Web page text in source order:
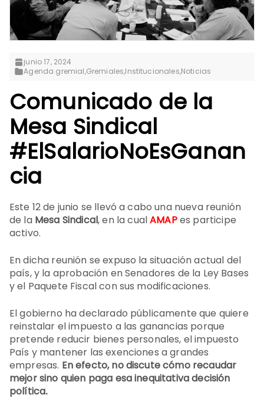
junio 17, 2024
Agenda gremial,Gremiales,Institucionales,Noticias
Comunicado de la
Mesa Sindical
#ElSalarioNoEsGanan
cia
Este 12 de junio se llevó a cabo una nueva reunión
de la Mesa Sindical, en la cualAMAPes participe
activo.
En dicha reunión se expuso la situación actual del
país, y la aprobación en Senadores de la Ley Bases
y el Paquete Fiscal con sus modificaciones.
El gobierno ha declarado públicamente que quiere
reinstalar el impuesto a las ganancias porque
pretende reducir bienes personales, el impuesto
País y mantener las exenciones a grandes
empresas. En efecto, no discute cómo recaudar
mejor sino quien paga esa inequitativa decisión
política.